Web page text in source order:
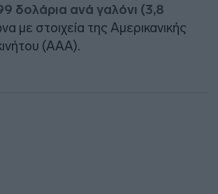
δολάρια ανά γαλόνι (3,8
με στοιχεία της Αμερικανικής
(AAA).